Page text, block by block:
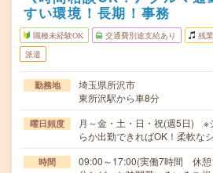
すい環境！長期！事務
職種未経験OK 交通費別途支給あり 残業
派遣
勤務地
埼玉県所沢市
東所沢駅から車8分
曜日頻度
月～金・土・日・祝(週5日)
らか出勤できればOK！柔軟な
時間
09:00～17:00(実働7時間 休憩